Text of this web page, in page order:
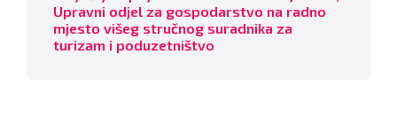
Upravni odjel za gospodarstvo na radno
mjesto višeg stručnog suradnika za
turizam i poduzetništvo